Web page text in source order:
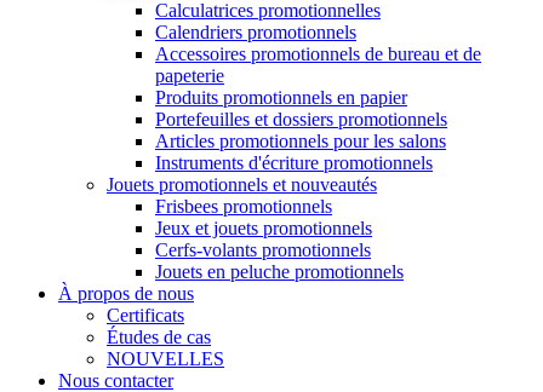
Calculatrices promotionnelles
Calendriers promotionnels
Accessoires promotionnels de bureau et de
papeterie
Produits promotionnels en papier
Portefeuilles et dossiers promotionnels
Articles promotionnels pour les salons
Instruments d'écriture promotionnels
Jouets promotionnels et nouveautés
Frisbees promotionnels
Jeux et jouets promotionnels
Cerfs-volants promotionnels
Jouets en peluche promotionnels
À propos de nous
Certificats
Études de cas
NOUVELLES
Nous contacter